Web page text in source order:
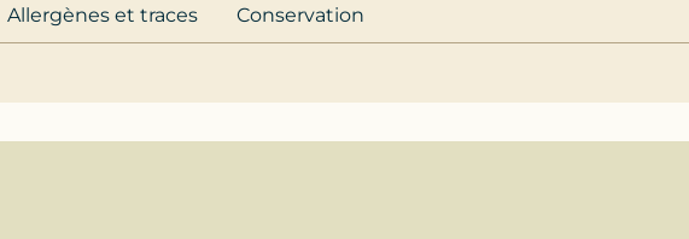
Allergènes et traces Conservation